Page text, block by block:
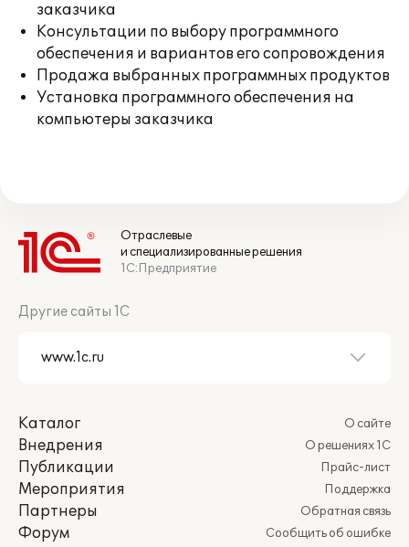
заказчика
Консультации по выбору программного
обеспечения и вариантов его сопровождения
Продажа выбранных программных продуктов
Установка программного обеспечения на
компьютеры заказчика
Отраслевые
и специализированные решения
1С:Предприятие
Другие сайты 1С
Каталог
Внедрения
Публикации
Мероприятия
Партнеры
Форум
О сайте
О решениях 1С
Прайс-лист
Поддержка
Обратная связь
Сообщить об ошибке